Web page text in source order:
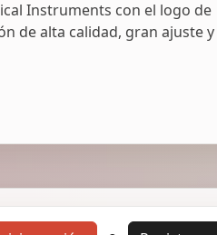
Instruments con el logo de
de alta calidad, gran ajuste y